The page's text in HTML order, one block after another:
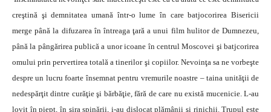
creştină şi demnitatea umană într-o lume în care batjocorirea Bisericii
merge până la difuzarea în întreaga ţară a unui film hulitor de Dumnezeu,
până la pângărirea publică a unor icoane în centrul Moscovei şi batjcorirea
omului prin pervertirea totală a tinerilor şi copiilor. Nevoinţa sa ne vorbeşte
despre un lucru foarte însemnat pentru vremurile noastre – taina unităţii de
nedespărţit dintre curăţie şi bărbăţie, fără de care nu există mucenicie. L-au
lovit în piept, în şira spinării, i-au dislocat plămânii şi rinichii. Trupul este